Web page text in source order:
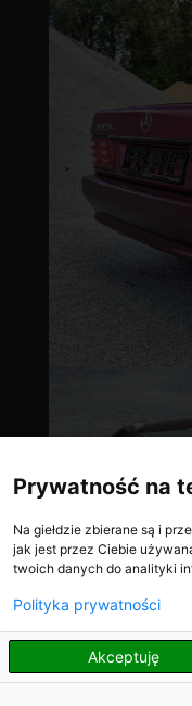
Prywatność na
Na giełdzie zbierane są i
jak jest przez Ciebie
twoich danych do analityki
Polityka prywatności
Akceptuję